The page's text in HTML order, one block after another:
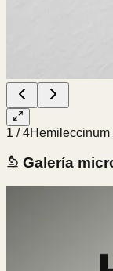
1 /4
Galería